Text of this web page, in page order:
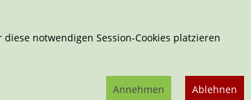
notwendigen Session-Cookies platzieren
Ablehnen
Annehmen